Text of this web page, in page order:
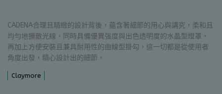
CADENA合理且精緻的設計背後，蘊含著細節的用心與講究，柔和且
均勻地擴散光線，同時具備優異強度與出色透明度的水晶型燈罩，
再加上方便安裝且兼具耐用性的曲線型掛勾，這一切都是從使用者
角度出發，精心設計出的細節。
Claymore